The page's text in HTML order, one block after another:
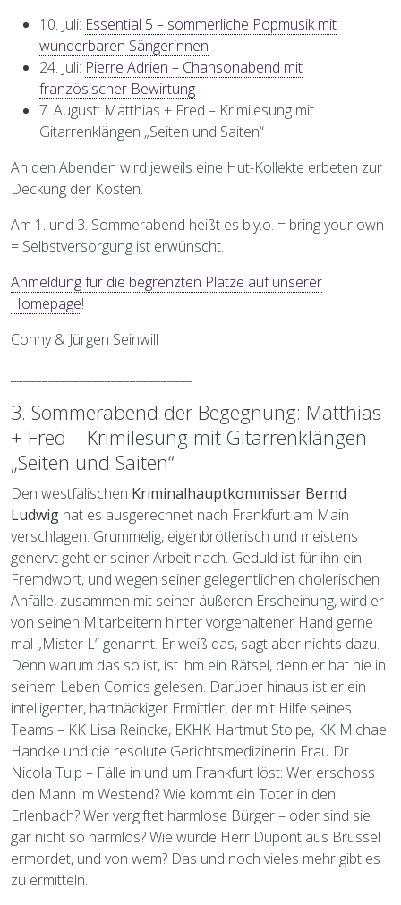
10. Juli: Essential 5 – sommerliche Popmusik mit
wunderbaren Sängerinnen
24. Juli: Pierre Adrien – Chansonabend mit
französischer Bewirtung
7. August: Matthias + Fred – Krimilesung mit
Gitarrenklängen „Seiten und Saiten“
An den Abenden wird jeweils eine Hut-Kollekte erbeten zur
Deckung der Kosten.
Am 1. und 3. Sommerabend heißt es b.y.o. = bring your own
= Selbstversorgung ist erwünscht.
Anmeldung für die begrenzten Plätze auf unserer
Homepage!
Conny & Jürgen Seinwill
3. Sommerabend der Begegnung: Matthias
+ Fred – Krimilesung mit Gitarrenklängen
„Seiten und Saiten“
Den westfälischen Kriminalhauptkommissar Bernd
Ludwig hat es ausgerechnet nach Frankfurt am Main
verschlagen. Grummelig, eigenbrötlerisch und meistens
genervt geht er seiner Arbeit nach. Geduld ist für ihn ein
Fremdwort, und wegen seiner gelegentlichen cholerischen
Anfälle, zusammen mit seiner äußeren Erscheinung, wird er
von seinen Mitarbeitern hinter vorgehaltener Hand gerne
mal „Mister L“ genannt. Er weiß das, sagt aber nichts dazu.
Denn warum das so ist, ist ihm ein Rätsel, denn er hat nie in
seinem Leben Comics gelesen. Darüber hinaus ist er ein
intelligenter, hartnäckiger Ermittler, der mit Hilfe seines
Teams – KK Lisa Reincke, EKHK Hartmut Stolpe, KK Michael
Handke und die resolute Gerichtsmedizinerin Frau Dr.
Nicola Tulp – Fälle in und um Frankfurt löst: Wer erschoss
den Mann im Westend? Wie kommt ein Toter in den
Erlenbach? Wer vergiftet harmlose Bürger – oder sind sie
gar nicht so harmlos? Wie wurde Herr Dupont aus Brüssel
ermordet, und von wem? Das und noch vieles mehr gibt es
zu ermitteln.